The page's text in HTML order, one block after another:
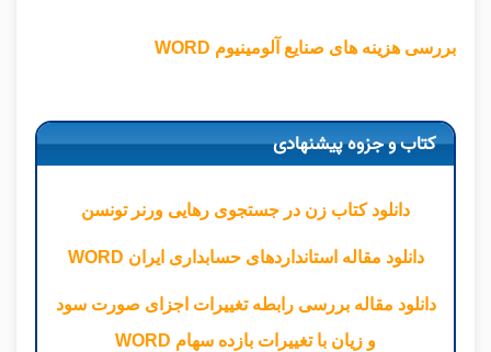
بررسی هزینه های صنایع آلومینیوم WORD
کتاب و جزوه پیشنهادی
دانلود کتاب زن در جستجوی رهایی ورنر تونسن
دانلود مقاله استانداردهای حسابداری ایران WORD
دانلود مقاله بررسی رابطه تغییرات اجزای صورت سود
و زیان با تغییرات بازده سهام WORD